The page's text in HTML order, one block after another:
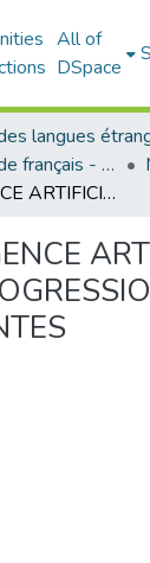
All of
DSpace
Département de français - قسم اللغة الفرنسية
L’INTELLIGENCE ARTIFICIELLE ENTRE PROGRESSION ET CONTRAINTES